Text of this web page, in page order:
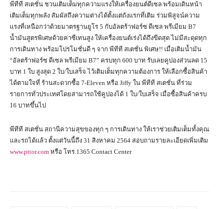
พีทีที สเตชั่น ชวนเติมเต็มทุกความแรงให้เครื่องยนต์ดีเซล พร้อมเดินหน้า
เติมเต็มทุกพลัง สัมผัสถึงความต่างได้ตั้งแต่ถังแรกที่เติม ร่วมพิสูจน์ความ
แรงที่เหนือกว่าด้วยมาตรฐานยูโร 5 กับอัลตร้าฟอร์ซ ดีเซล พรีเมียม B7
น้ำมันสูตรพิเศษด้วยค่าซีเทนสูง ให้เครื่องยนต์เร่งได้ถึงขีดสุด ไม่มีสะดุดทุก
การเดินทาง พร้อมโปรโมชั่นดี ๆ จาก พีทีที สเตชั่น พิเศษ!! เมื่อเติมน้ำมัน
“อัลตร้าฟอร์ซ ดีเซล พรีเมียม B7” ครบทุก 600 บาท รับเลยคูปองส่วนลด 15
บาท 1 ใบ สูงสุด 2 ใบ/ใบเสร็จ ไว้เติมเต็มทุกความต้องการ ให้เลือกซื้อสินค้า
ได้ตามใจที่ ร้านสะดวกซื้อ 7-Eleven หรือ Jiffy ใน พีทีที สเตชั่น ที่ร่วม
รายการทั่วประเทศโดยสามารถใช้คูปองได้ 1 ใบ/ใบเสร็จ เมื่อซื้อสินค้าครบ
16 บาทขึ้นไป
พีทีที สเตชั่น สถานีความสุขของทุก ๆ การเดินทาง ให้เราช่วยเติมเต็มทั้งคุณ
และรถได้แล้ว ตั้งแต่วันนี้ถึง 31 สิงหาคม 2564 สอบถามรายละเอียดเพิ่มเติม
www.pttor.com หรือ โทร.1365 Contact Center